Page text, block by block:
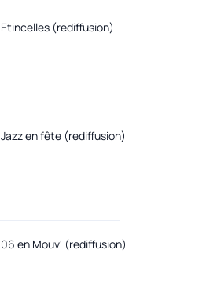
Etincelles (rediffusion)
Jazz en fête (rediffusion)
06 en Mouv' (rediffusion)